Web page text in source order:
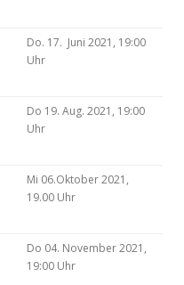
Do. 17. Juni 2021, 19:00
Uhr
Do 19. Aug. 2021, 19:00
Uhr
Mi 06.Oktober 2021,
19.00 Uhr
Do 04. November 2021,
19:00 Uhr